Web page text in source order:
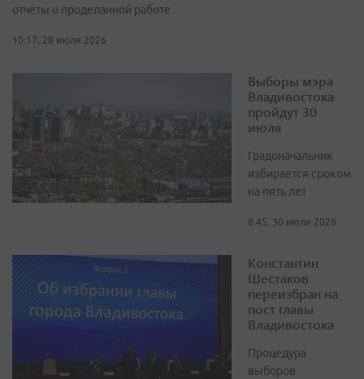
отчеты о проделанной работе
10:17, 28 июля 2026
Выборы мэра
Владивостока
пройдут 30
июля
Градоначальник
избирается сроком
на пять лет
8:45, 30 июля 2026
Константин
Шестаков
переизбран на
пост главы
Владивостока
Процедура
выборов